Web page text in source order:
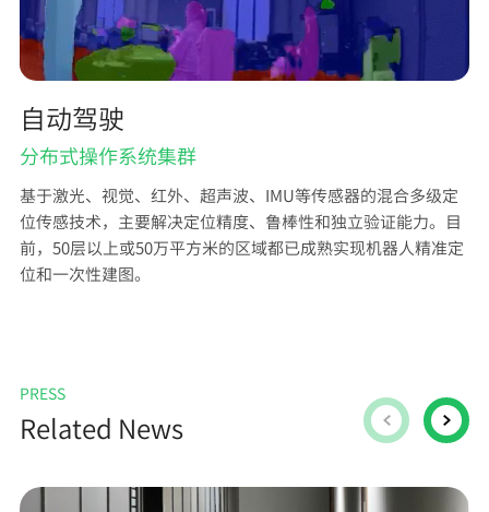
自动驾驶
分布式操作系统集群
基于激光、视觉、红外、超声波、IMU等传感器的混合多级定
位传感技术，主要解决定位精度、鲁棒性和独立验证能力。目
前，50层以上或50万平方米的区域都已成熟实现机器人精准定
位和一次性建图。
PRESS
Related News